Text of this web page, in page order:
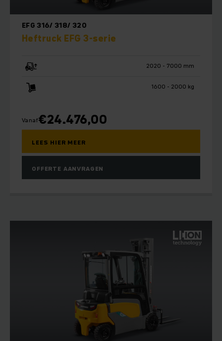
EFG 316/ 318/ 320
Heftruck EFG 3-serie
2020 - 7000 mm
1600 - 2000 kg
Vanaf€24.476,00
LEES HIER MEER
OFFERTE AANVRAGEN